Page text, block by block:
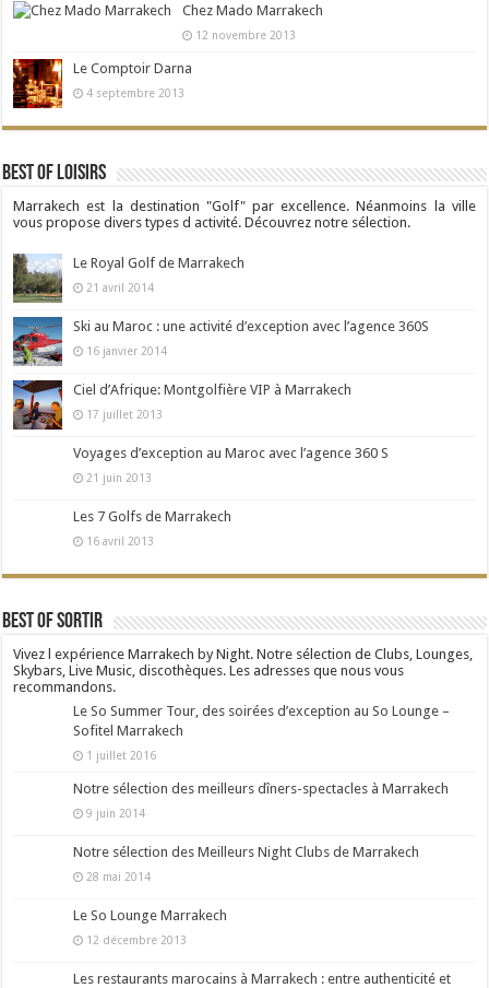
Chez Mado Marrakech
12 novembre 2013
Le Comptoir Darna
4 septembre 2013
Best Of Loisirs
Marrakech est la destination "Golf" par excellence. Néanmoins la ville
vous propose divers types d activité. Découvrez notre sélection.
Le Royal Golf de Marrakech
21 avril 2014
Ski au Maroc : une activité d’exception avec l’agence 360S
16 janvier 2014
Ciel d’Afrique: Montgolfière VIP à Marrakech
17 juillet 2013
Voyages d’exception au Maroc avec l’agence 360 S
21 juin 2013
Les 7 Golfs de Marrakech
16 avril 2013
Best Of Sortir
Vivez l expérience Marrakech by Night. Notre sélection de Clubs, Lounges,
Skybars, Live Music, discothèques. Les adresses que nous vous
recommandons.
Le So Summer Tour, des soirées d’exception au So Lounge –
Sofitel Marrakech
1 juillet 2016
Notre sélection des meilleurs dîners-spectacles à Marrakech
9 juin 2014
Notre sélection des Meilleurs Night Clubs de Marrakech
28 mai 2014
Le So Lounge Marrakech
12 décembre 2013
Les restaurants marocains à Marrakech : entre authenticité et